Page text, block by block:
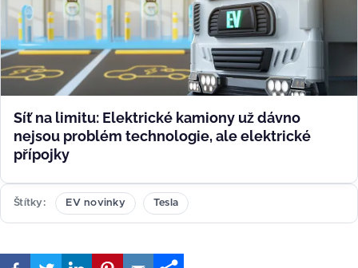
Síť na limitu: Elektrické kamiony už dávno
nejsou problém technologie, ale elektrické
přípojky
Štítky EV novinky Tesla